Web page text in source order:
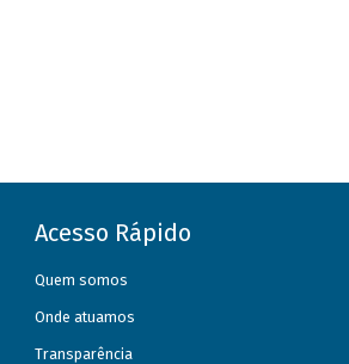
Acesso Rápido
Quem somos
Onde atuamos
Transparência